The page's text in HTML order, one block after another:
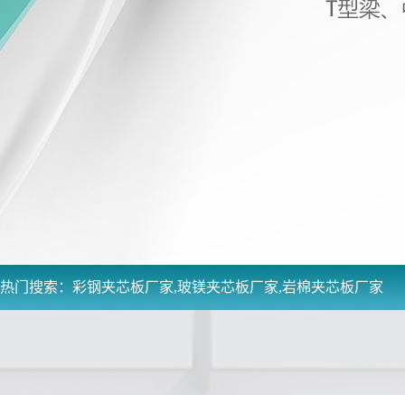
热门搜索： 彩钢夹芯板厂家,玻镁夹芯板厂家,岩棉夹芯板厂家